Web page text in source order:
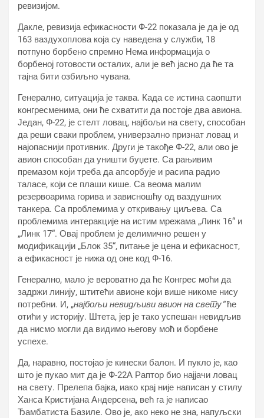
ревизијом.
Дакле, ревизија ефикасности Ф-22 показала је да је од
163 ваздухоплова која су наведена у служби, 18
потпуно борбено спремно Нема информација о
борбеној готовости осталих, али је већ јасно да ће та
тајна бити озбиљно чувана.
Генерално, ситуација је таква. Када се истина саопшти
конгресменима, они ће схватити да постоје два авиона.
Један, Ф-22, је стелт ловац, најбољи на свету, способан
да реши сваки проблем, универзално признат ловац и
најопаснији противник. Други је такође Ф-22, али ово је
авион способан да уништи буџете. Са рањивим
премазом који треба да апсорбује и расипа радио
таласе, који се плаши кише. Са веома малим
резервоарима горива и зависношћу од ваздушних
танкера. Са проблемима у откривању циљева. Са
проблемима интеракције на истим мрежама „Линк 16“ и
„Линк 17“. Овај проблем је делимично решен у
модификацији „Блок 35“, питање је цена и ефикасност,
а ефикасност је нижа од оне код Ф-16.
Генерално, мало је вероватно да ће Конгрес моћи да
задржи линију, штитећи авионе који више никоме нису
потребни. И, „најбољи невидљиви авион на свету“ће
отићи у историју. Штета, јер је тако успешан невидљив
да нисмо могли да видимо његову моћ и борбене
успехе.
Да, наравно, постојао је кинески балон. И пукло је, као
што је пукао мит да је Ф-22А Раптор био најјачи ловац
на свету. Прелепа бајка, иако крај није написан у стилу
Ханса Кристијана Андерсена, већ га је написао
Ђамбатиста Базиле. Ово је, ако неко не зна, напуљски